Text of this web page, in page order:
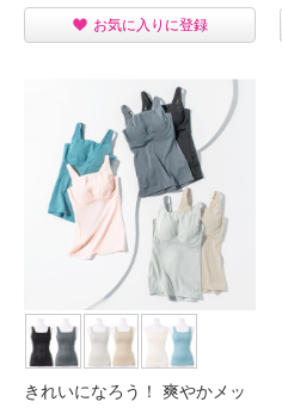
お気に入りに登録
きれいになろう！ 爽やかメッ